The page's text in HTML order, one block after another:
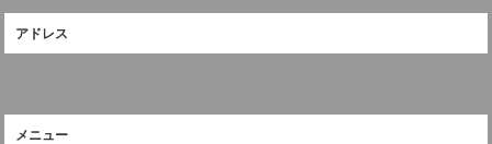
アドレス
メニュー